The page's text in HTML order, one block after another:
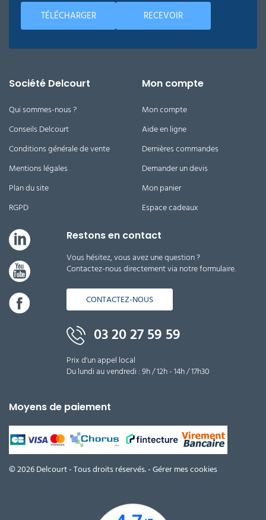
TÉLÉCHARGER RECEVOIR
Société Delcourt
Qui sommes-nous ?
Conseils Delcourt
Conditions générale de vente
Mentions légales
Plan du site
RGPD
Mon compte
Mon compte
Aide en ligne
Dernières commandes
Demander un devis
Mon panier
Espace cadeaux
Restons en contact
Vous hésitez, vous avez une question ?
Contactez-nous directement via notre formulaire.
CONTACTEZ-NOUS
03 20 27 59 59
Prix d'un appel local
Du lundi au vendredi : 9h / 12h - 14h / 17h30
Moyens de paiement
© 2026 Delcourt - Tous droits réservés. -Gérer mes cookies